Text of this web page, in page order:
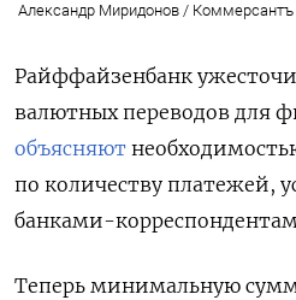
Александр Миридонов / Коммерсантъ
Райффайзенбанк
валютных переводов для
объясняют
по количеству платежей,
банками-
Теперь минимальную